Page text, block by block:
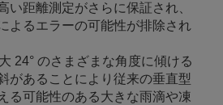
い距離測定がさらに保証され、
よるエラーの可能性が排除され
24° のさまざまな角度に傾ける
があることにより従来の垂直型
る可能性のある大きな雨滴や凍